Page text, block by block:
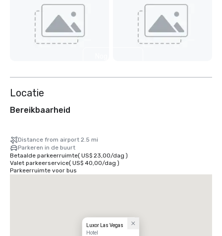
Locatie
Bereikbaarheid
Distance from airport 2.5 mi
Parkeren in de buurt
Betaalde parkeerruimte( US$ 23,00/dag )
Valet parkeerservice( US$ 40,00/dag )
Parkeerruimte voor bus
Luxor Las Vegas
Hotel